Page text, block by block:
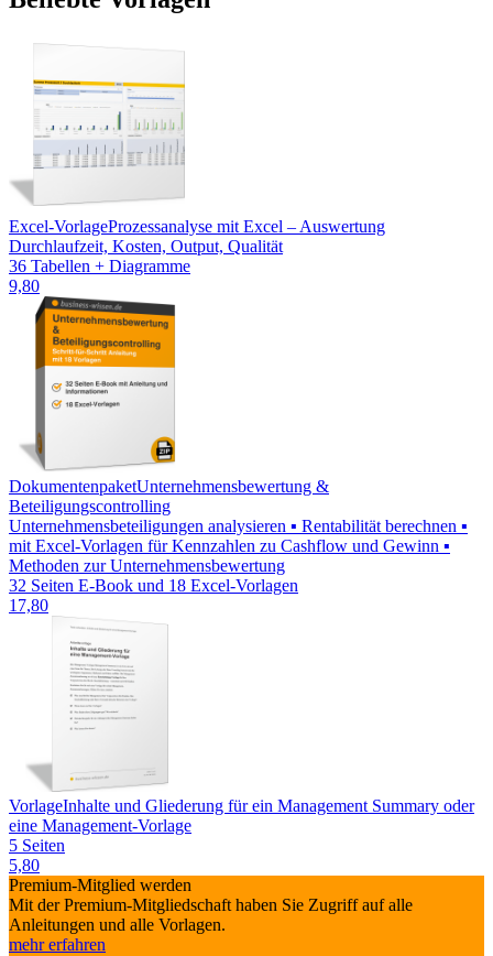
Excel-VorlageProzessanalyse mit Excel – Auswertung
Durchlaufzeit, Kosten, Output, Qualität
36 Tabellen + Diagramme
9,80
DokumentenpaketUnternehmensbewertung &
Beteiligungscontrolling
Unternehmensbeteiligungen analysieren ▪ Rentabilität berechnen ▪
mit Excel-Vorlagen für Kennzahlen zu Cashflow und Gewinn ▪
Methoden zur Unternehmensbewertung
32 Seiten E-Book und 18 Excel-Vorlagen
17,80
VorlageInhalte und Gliederung für ein Management Summary oder
eine Management-Vorlage
5 Seiten
5,80
Premium-Mitglied werden
Mit der Premium-Mitgliedschaft haben Sie Zugriff auf alle
Anleitungen und alle Vorlagen.
mehr erfahren